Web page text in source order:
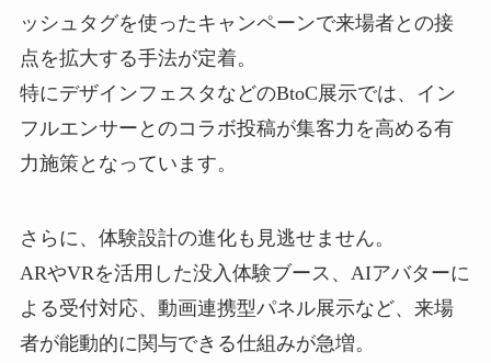
ッシュタグを使ったキャンペーンで来場者との接
点を拡大する手法が定着。
特にデザインフェスタなどのBtoC展示では、イン
フルエンサーとのコラボ投稿が集客力を高める有
力施策となっています。
さらに、体験設計の進化も見逃せません。
ARやVRを活用した没入体験ブース、AIアバターに
よる受付対応、動画連携型パネル展示など、来場
者が能動的に関与できる仕組みが急増。